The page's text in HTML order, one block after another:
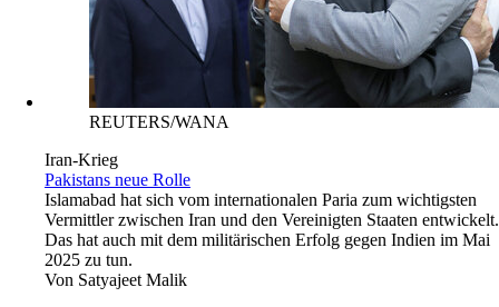
REUTERS/WANA
Iran-Krieg
Pakistans neue Rolle
Islamabad hat sich vom internationalen Paria zum wichtigsten
Vermittler zwischen Iran und den Vereinigten Staaten entwickelt.
Das hat auch mit dem militärischen Erfolg gegen Indien im Mai
2025 zu tun.
Von Satyajeet Malik